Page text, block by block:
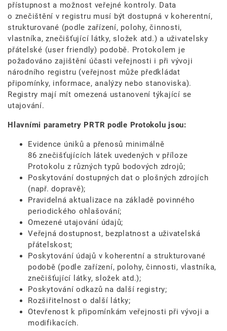
přístupnost a možnost veřejné kontroly. Data
o znečištění v registru musí být dostupná v koherentní,
strukturované (podle zařízení, polohy, činnosti,
vlastníka, znečišťující látky, složek atd.) a uživatelsky
přátelské (user friendly) podobě. Protokolem je
požadováno zajištění účasti veřejnosti i při vývoji
národního registru (veřejnost může předkládat
připomínky, informace, analýzy nebo stanoviska).
Registry mají mít omezená ustanovení týkající se
utajování.
Hlavními parametry PRTR podle Protokolu jsou:
Evidence úniků a přenosů minimálně
86 znečišťujících látek uvedených v příloze
Protokolu z různých typů bodových zdrojů;
Poskytování dostupných dat o plošných zdrojích
(např. dopravě);
Pravidelná aktualizace na základě povinného
periodického ohlašování;
Omezené utajování údajů;
Veřejná dostupnost, bezplatnost a uživatelská
přátelskost;
Poskytování údajů v koherentní a strukturované
podobě (podle zařízení, polohy, činnosti, vlastníka,
znečišťující látky, složek atd.);
Poskytování odkazů na další registry;
Rozšiřitelnost o další látky;
Otevřenost k připomínkám veřejnosti při vývoji a
modifikacích.